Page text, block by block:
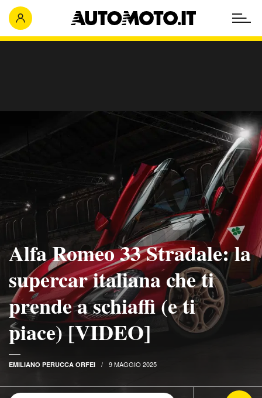
Alfa Romeo 33 Stradale: la
supercar italiana che ti
prende a schiaffi (e ti
piace) [VIDEO]
EMILIANO PERUCCA ORFEI 9 MAGGIO 2025